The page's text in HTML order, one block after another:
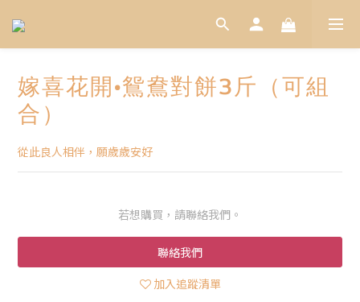
嫁喜花開•鴛鴦對餅3斤（可組
合）
從此良人相伴，願歲歲安好
若想購買，請聯絡我們。
聯絡我們
加入追蹤清單